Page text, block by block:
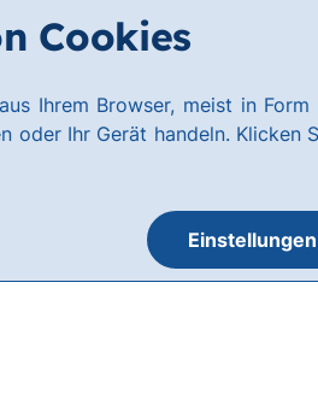
Cookies
Ihrem Browser, meist in
Ihr Gerät handeln. Klicken
Einstellungen